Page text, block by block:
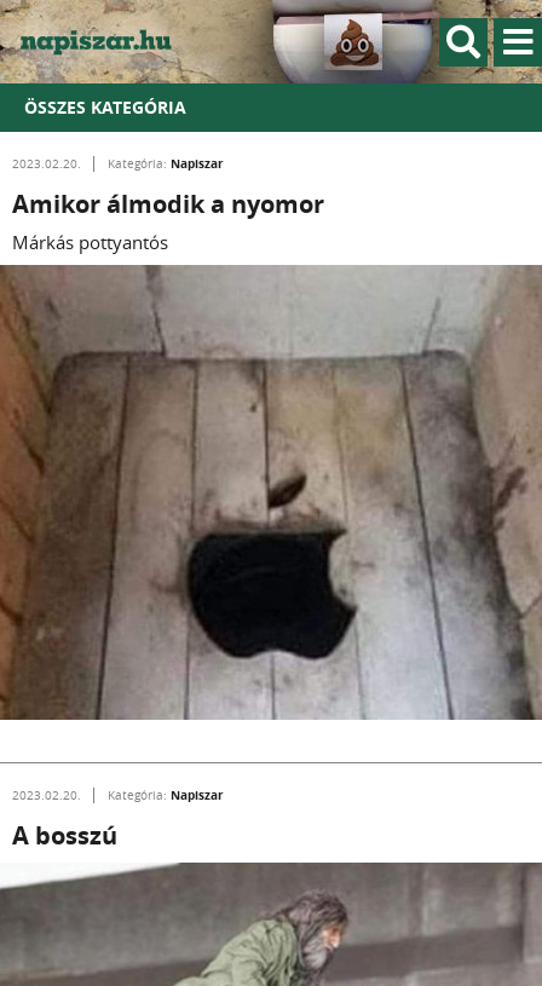
ÖSSZES KATEGÓRIA
2023.02.20. Kategória: Napiszar
Amikor álmodik a nyomor
Márkás pottyantós
2023.02.20. Kategória: Napiszar
A bosszú